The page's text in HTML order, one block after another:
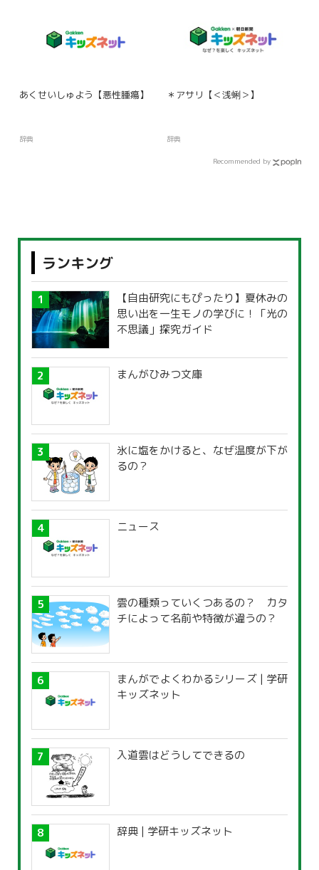
あくせいしゅよう【悪性腫瘍】
辞典
＊アサリ【＜浅蜊＞】
辞典
Recommended by
ランキング
【自由研究にもぴったり】夏休みの
思い出を一生モノの学びに！「光の
不思議」探究ガイド
まんがひみつ文庫
氷に塩をかけると、なぜ温度が下が
るの？
ニュース
雲の種類っていくつあるの？ カタ
チによって名前や特徴が違うの？
まんがでよくわかるシリーズ | 学研
キッズネット
入道雲はどうしてできるの
辞典 | 学研キッズネット